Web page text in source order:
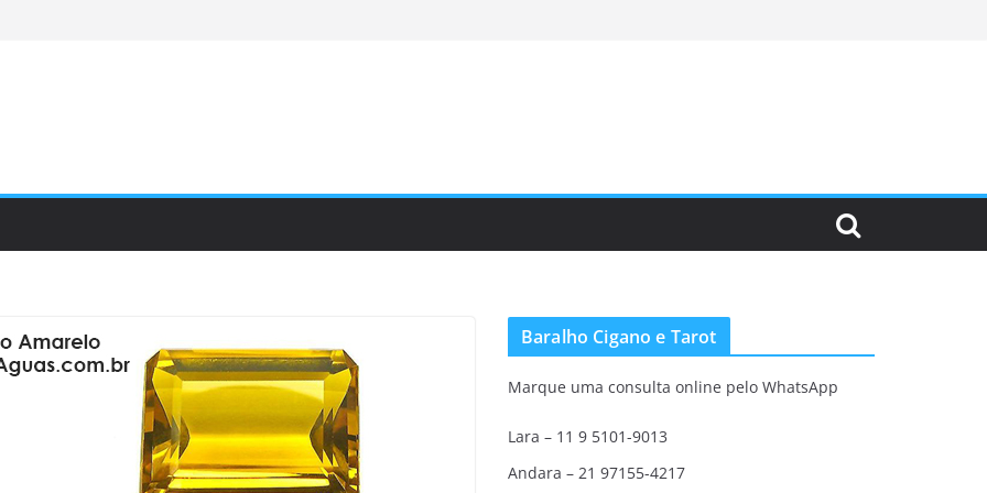
Baralho Cigano e Tarot
Marque uma consulta online pelo WhatsApp
Lara – 11 9 5101-9013
Andara – 21 97155-4217